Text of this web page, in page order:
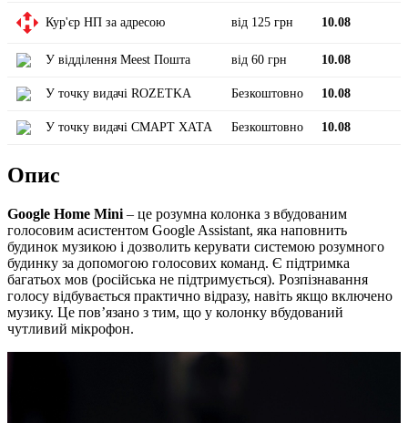
Кур'єр НП за адресою від 125 грн 10.08
У відділення Meest Пошта від 60 грн 10.08
У точку видачі ROZETKA Безкоштовно 10.08
У точку видачі СМАРТ ХАТА Безкоштовно 10.08
Опис
Google Home Mini – це розумна колонка з вбудованим
голосовим асистентом Google Assistant, яка наповнить
будинок музикою і дозволить керувати системою розумного
будинку за допомогою голосових команд. Є підтримка
багатьох мов (російська не підтримується). Розпізнавання
голосу відбувається практично відразу, навіть якщо включено
музику. Це пов’язано з тим, що у колонку вбудований
чутливий мікрофон.